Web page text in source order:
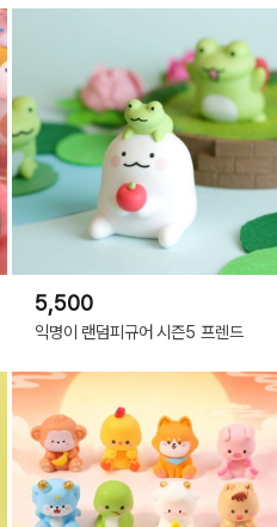
5,500
익명이 랜덤피규어 시즌5 프렌드